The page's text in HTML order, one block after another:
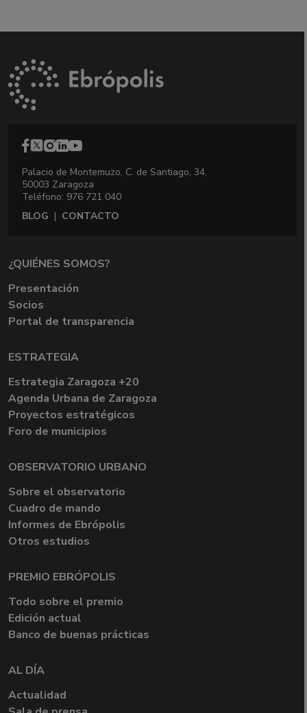
Palacio de Montemuzo, C. de Santiago, 34,
50003 Zaragoza
Teléfono: 976 721 040
BLOG | CONTACTO
¿QUIÉNES SOMOS?
Presentación
Socios
Portal de transparencia
ESTRATEGIA
Estrategia Zaragoza +20
Agenda Urbana de Zaragoza
Proyectos estratégicos
Foro de municipios
OBSERVATORIO URBANO
Sobre el observatorio
Cuadro de mando
Informes de Ebrópolis
Otros estudios
PREMIO EBRÓPOLIS
Todo sobre el premio
Edición actual
Banco de buenas prácticas
AL DÍA
Actualidad